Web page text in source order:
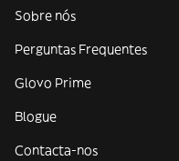
Sobre nós
Perguntas Frequentes
Glovo Prime
Blogue
Contacta-nos